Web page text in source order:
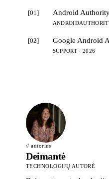
[01] Android
[02] Google Android
SUPPORT · 2026
// autorius
Deimantė
TECHNOLOGIJŲ AUTORĖ